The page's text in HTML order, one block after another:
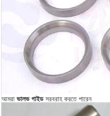
আমরা ভালভ গাইডসরবরাহ করতে পারেন